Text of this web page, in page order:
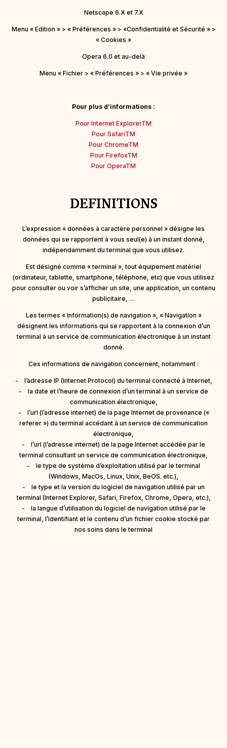
Netscape 6.X et 7.X
Menu « Edition » > « Préférences » > «Confidentialité et Sécurité » >
« Cookies »
Opera 6.0 et au-delà
Menu « Fichier > « Préférences » > « Vie privée »
Pour plus d’informations :
Pour Internet ExplorerTM
Pour SafariTM
Pour ChromeTM
Pour FirefoxTM
Pour OperaTM
DEFINITIONS
L’expression « données à caractère personnel » désigne les
données qui se rapportent à vous seul(e) à un instant donné,
indépendamment du terminal que vous utilisez.
Est désigné comme « terminal », tout équipement matériel
(ordinateur, tablette, smartphone, téléphone, etc) que vous utilisez
pour consulter ou voir s’afficher un site, une application, un contenu
publicitaire, …
Les termes « Information(s) de navigation », « Navigation »
désignent les informations qui se rapportent à la connexion d’un
terminal à un service de communication électronique à un instant
donné.
Ces informations de navigation concernent, notamment :
- l’adresse IP (Internet Protocol) du terminal connecté à Internet,
- la date et l’heure de connexion d’un terminal à un service de
communication électronique,
- l’url (l’adresse internet) de la page Internet de provenance («
referer ») du terminal accédant à un service de communication
électronique,
- l’url (l’adresse internet) de la page Internet accédée par le
terminal consultant un service de communication électronique,
- le type de système d’exploitation utilisé par le terminal
(Windows, MacOs, Linux, Unix, BeOS. etc.),
- le type et la version du logiciel de navigation utilisé par un
terminal (Internet Explorer, Safari, Firefox, Chrome, Opera, etc.),
- la langue d’utilisation du logiciel de navigation utilisé par le
terminal, l’identifiant et le contenu d’un fichier cookie stocké par
nos soins dans le terminal